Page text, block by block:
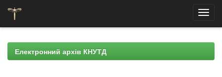
navigationЕлектронний архів КНУТД